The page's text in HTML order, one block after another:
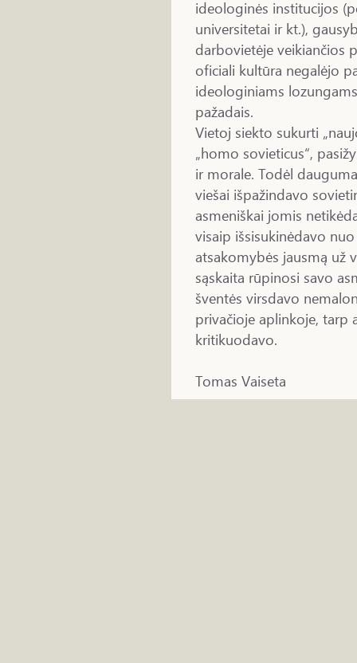
ideologinės institucijos
universitetai ir kt.),
darbovietėje veikiančios
oficiali kultūra negalėjo
ideologiniams
pažadais.
Vietoj siekto sukurti
„homo sovieticus“,
ir morale. Todėl
viešai išpažindavo
asmeniškai jomis
visaip išsisukinėdavo
atsakomybės jausmą už
sąskaita rūpinosi savo
šventės virsdavo
privačioje aplinkoje, tarp
kritikuodavo.
Tomas Vaiseta